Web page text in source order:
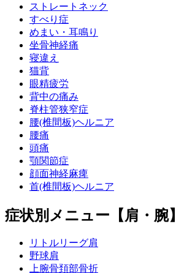
ストレートネック
すべり症
めまい・耳鳴り
坐骨神経痛
寝違え
猫背
眼精疲労
背中の痛み
脊柱管狭窄症
腰(椎間板)ヘルニア
腰痛
頭痛
顎関節症
顔面神経麻痺
首(椎間板)ヘルニア
症状別メニュー【肩・腕】
リトルリーグ肩
野球肩
上腕骨頚部骨折